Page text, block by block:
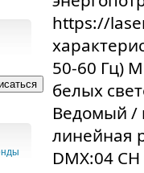
https://
50-60 Гц)
белых
Ведомый /
линейная
DMX:04